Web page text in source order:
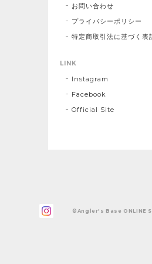
お問い合わせ
プライバシーポリシー
特定商取引法に基づく表
LINK
Instagram
Facebook
Official Site
©Angler's Base ONLINE